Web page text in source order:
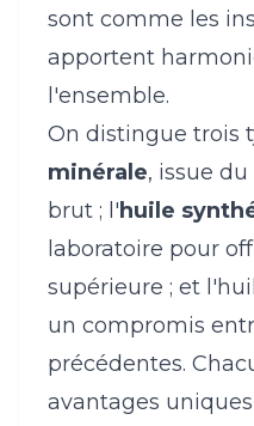
sont comme les
apportent
l'ensemble.
On distingue trois
minérale, issue
brut ; l'huile
laboratoire pour
supérieure ; et
un compromis
précédentes.
avantages